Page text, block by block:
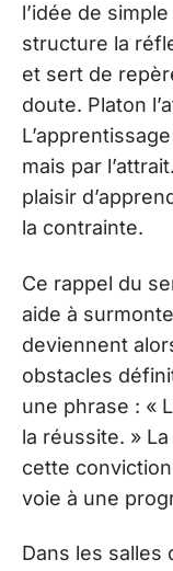
l’idée de
structure la
et sert de
doute. Platon
mais par
plaisir
la contrainte.
Ce rappel du
aide à
deviennent
obstacles
une phrase : «
la réussite. » La
cette
voie à une
Dans les salles